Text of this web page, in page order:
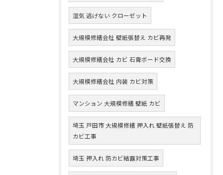
湿気 逃げない クローゼット
大規模修繕会社 壁紙張替え カビ再発
大規模修繕会社 カビ 石膏ボード交換
大規模修繕会社 内装 カビ対策
マンション 大規模修繕 壁紙 カビ
埼玉 戸田市 大規模修繕 押入れ 壁紙張替え 防
カビ工事
埼玉 押入れ 防カビ結露対策工事